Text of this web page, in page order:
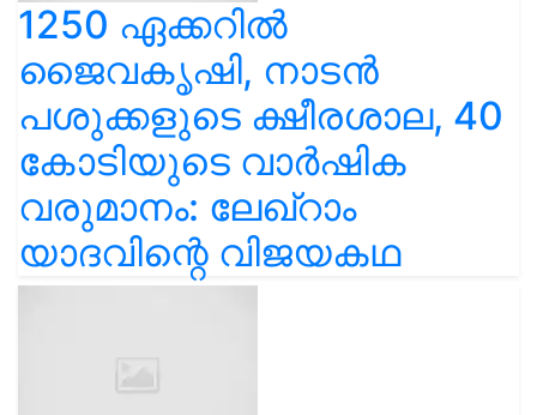
1250 ഏക്കറിൽ
ജൈവകൃഷി, നാടൻ
പശുക്കളുടെ ക്ഷീരശാല, 40
കോടിയുടെ വാർഷിക
വരുമാനം: ലേഖ്‌റാം
യാദവിന്റെ വിജയകഥ